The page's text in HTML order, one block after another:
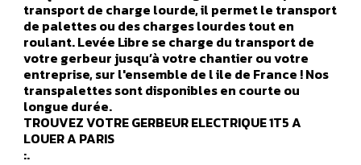
transport de charge lourde, il permet le transport
de palettes ou des charges lourdes tout en
roulant. Levée Libre se charge du transport de
votre gerbeur jusqu’à votre chantier ou votre
entreprise, sur l'ensemble de l ile de France ! Nos
transpalettes sont disponibles en courte ou
longue durée.
TROUVEZ VOTRE GERBEUR ELECTRIQUE 1T5 A
LOUER A PARIS
:.